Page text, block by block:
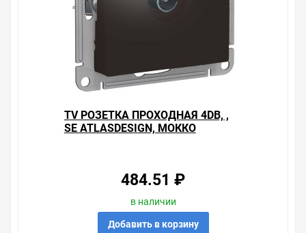
TV РОЗЕТКА ПРОХОДНАЯ 4DB, ,
SE ATLASDESIGN, МОККО
484.51 ₽
в наличии
Добавить в корзину